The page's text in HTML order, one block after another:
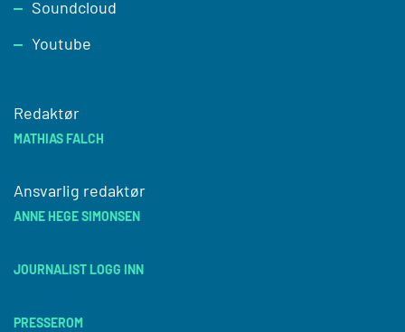
Soundcloud
Youtube
Redaktør
MATHIAS FALCH
Ansvarlig redaktør
ANNE HEGE SIMONSEN
JOURNALIST LOGG INN
PRESSEROM